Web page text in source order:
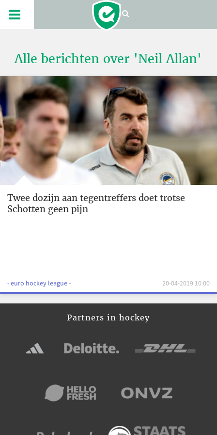
Alle berichten over 'Neil Allan'
Twee dozijn aan tegentreffers doet trotse
Schotten geen pijn
- euro hockey league - 20-04-2019 10:00
Partners in hockey